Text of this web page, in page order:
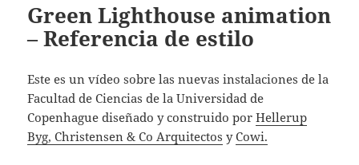
Green Lighthouse animation
– Referencia de estilo
Este es un vídeo sobre las nuevas instalaciones de la
Facultad de Ciencias de la Universidad de
Copenhague diseñado y construido porHellerup
Byg, Christensen & Co Arquitectos yCowi.